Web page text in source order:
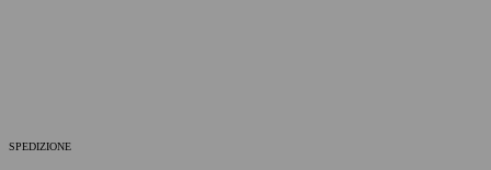
SPEDIZIONE